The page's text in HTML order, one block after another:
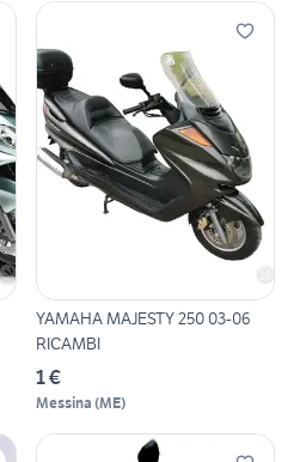
YAMAHA MAJESTY 250 03-06
RICAMBI
1 €
Messina (ME)